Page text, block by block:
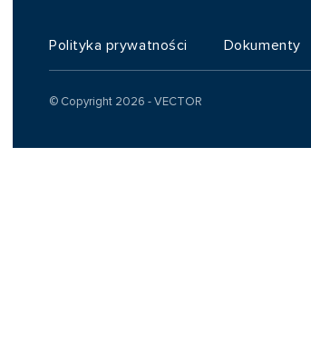
Polityka prywatności Dokumenty
© Copyright 2026 - VECTOR